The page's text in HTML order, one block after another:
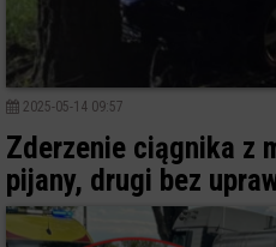
2025-05-14 09:57
Zderzenie ciągnika z
pijany, drugi bez